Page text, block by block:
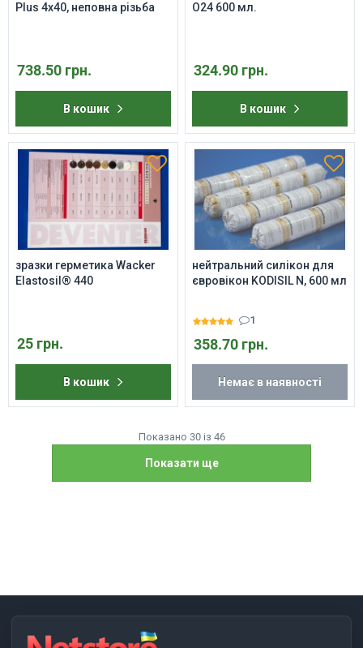
Plus 4x40, неповна різьба
738.50 грн.
В кошик
O24 600 мл.
324.90 грн.
В кошик
зразки герметика Wacker
Elastosil® 440
25 грн.
В кошик
нейтральний силікон для
євровікон KODISIL N, 600 мл
358.70 грн.
1
Немає в наявності
Показано 30 із 46
Показати ще